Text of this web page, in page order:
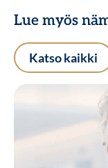
Lue myös
Katso kaikki